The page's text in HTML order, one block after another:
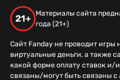
21+
Материалы сайта
года (21+)
Сайт Fanday не проводит
виртуальные деньги, а также
какой форме оплату ставок и/
связаны/могут быть связаны